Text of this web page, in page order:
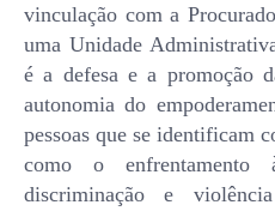
vinculação com a
uma Unidade
é a defesa e a promoção
autonomia do
pessoas que se identificam
como o
discriminação e